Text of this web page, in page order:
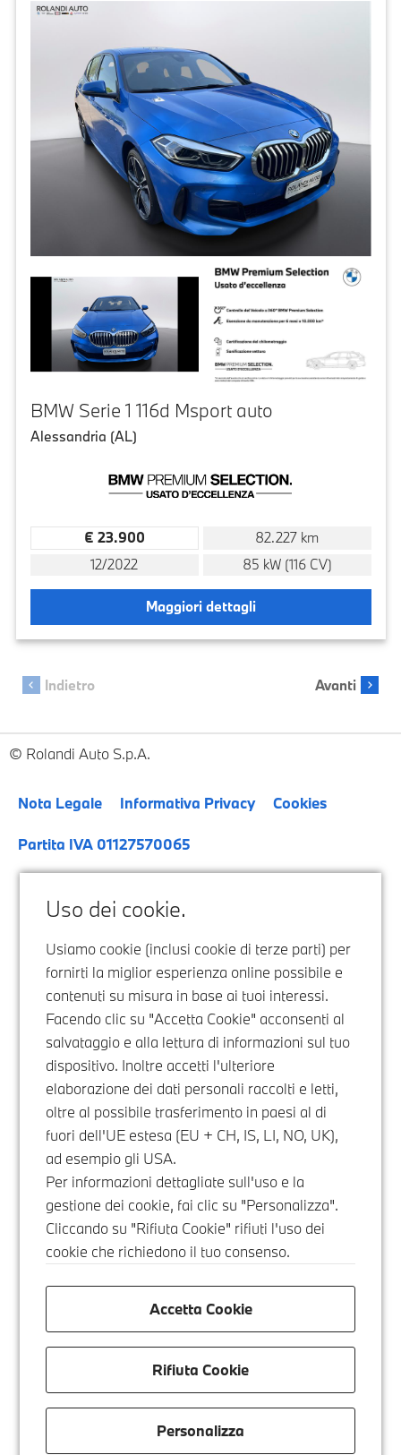
Uso dei cookie.
Usiamo cookie (inclusi cookie di terze parti) per
fornirti la miglior esperienza online possibile e
contenuti su misura in base ai tuoi interessi.
Facendo clic su "Accetta Cookie" acconsenti al
salvataggio e alla lettura di informazioni sul tuo
dispositivo. Inoltre accetti l'ulteriore
elaborazione dei dati personali raccolti e letti,
oltre al possibile trasferimento in paesi al di
fuori dell'UE estesa (EU + CH, IS, LI, NO, UK),
ad esempio gli USA.
Per informazioni dettagliate sull'uso e la
gestione dei cookie, fai clic su "Personalizza".
Cliccando su "Rifiuta Cookie" rifiuti l'uso dei
cookie che richiedono il tuo consenso.
Personalizza
Rifiuta Cookie
Accetta Cookie
Rolandi Auto S.p.A.
Nota Legale Informativa Privacy Cookies
Partita IVA 01127570065